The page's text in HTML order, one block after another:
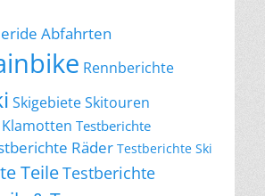
Abfahrten
Rennberichte
SkigebieteSkitouren
Testberichte
Räder Testberichte Ski
TeileTestberichte